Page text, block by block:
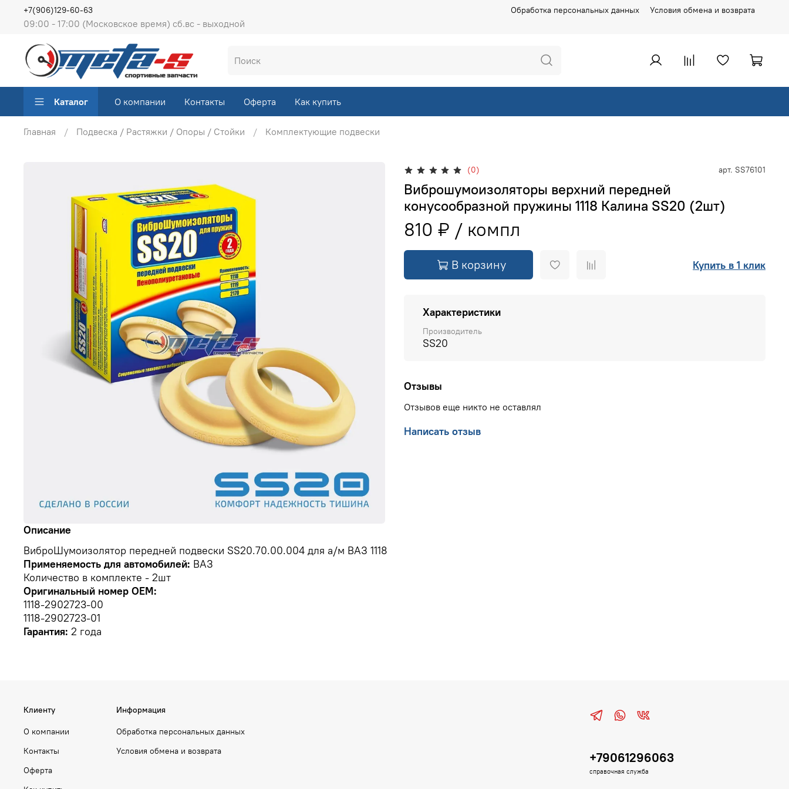
Обработка персональных данных Условия обмена и возврата
09:00 - 17:00 (Московское время) сб.вс - выходной
+7(906)129-60-63
Каталог О компании Контакты Оферта Как купить
Главная Подвеска / Растяжки / Опоры / Стойки Комплектующие подвески
(0) арт. SS76101
Виброшумоизоляторы верхний передней
конусообразной пружины 1118 Калина SS20 (2шт)
810 ₽
В корзину Купить в 1 клик
Характеристики
Производитель
SS20
Отзывы
Отзывов еще никто не оставлял
Написать отзыв
Описание
ВиброШумоизолятор передней подвески SS20.70.00.004 для а/м ВАЗ 1118
Применяемость для автомобилей: ВАЗ
Количество в комплекте - 2шт
Оригинальный номер OEM:
1118-2902723-00
1118-2902723-01
Гарантия: 2 года
Клиенту
О компании
Контакты
Оферта
Информация
Обработка персональных данных
Условия обмена и возврата
+79061296063
справочная служба